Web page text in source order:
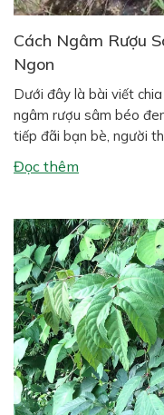
Cách Ngâm Rượu
Ngon
Dưới đây là bài viết
ngâm rượu sâm béo
tiếp đãi bạn bè, người
đặc biệt ở vùng quê và
dược đặt trong nhà […]
Đọc thêm